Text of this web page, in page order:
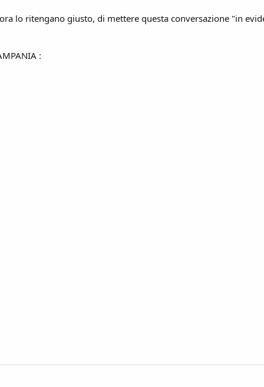
lo ritengano giusto, di mettere questa conversazione "in
: